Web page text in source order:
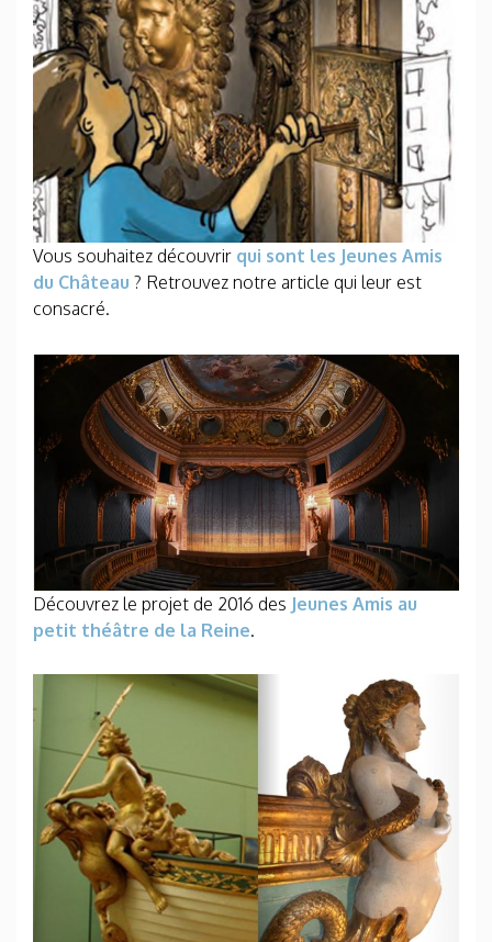
Vous souhaitez découvrir qui sont les Jeunes Amis
du Château ? Retrouvez notre article qui leur est
consacré.
Découvrez le projet de 2016 des Jeunes Amis au
petit théâtre de la Reine.